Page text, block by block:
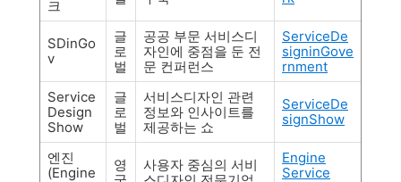
크
SDinGo
v
글
로
벌
공공 부문 서비스디
자인에 중점을 둔 전
문 컨퍼런스
ServiceDe
signinGove
rnment
Service
Design
Show
글
로
벌
서비스디자인 관련
정보와 인사이트를
제공하는 쇼
ServiceDe
signShow
엔진
(Engine
영
사용자 중심의 서비
Engine
Service